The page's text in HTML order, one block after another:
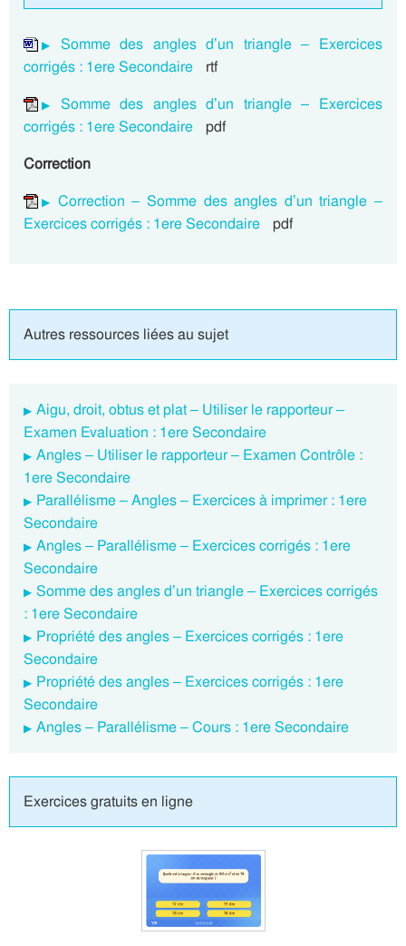
Somme des angles d’un triangle – Exercices
corrigés : 1ere Secondaire
rtf
Somme des angles d’un triangle – Exercices
corrigés : 1ere Secondaire
pdf
Correction
Correction – Somme des angles d’un triangle –
Exercices corrigés : 1ere Secondaire
pdf
Autres ressources liées au sujet
Aigu, droit, obtus et plat – Utiliser le rapporteur –
Examen Evaluation : 1ere Secondaire
Angles – Utiliser le rapporteur – Examen Contrôle :
1ere Secondaire
Parallélisme – Angles – Exercices à imprimer : 1ere
Secondaire
Angles – Parallélisme – Exercices corrigés : 1ere
Secondaire
Somme des angles d’un triangle – Exercices corrigés
: 1ere Secondaire
Propriété des angles – Exercices corrigés : 1ere
Secondaire
Propriété des angles – Exercices corrigés : 1ere
Secondaire
Angles – Parallélisme – Cours : 1ere Secondaire
Exercices gratuits en ligne